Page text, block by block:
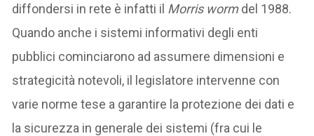
diffondersi in rete è infatti il Morris wormdel 1988.
Quando anche i sistemi informativi degli enti
pubblici cominciarono ad assumere dimensioni e
strategicità notevoli, il legislatore intervenne con
varie norme tese a garantire la protezione dei dati e
la sicurezza in generale dei sistemi (fra cui le